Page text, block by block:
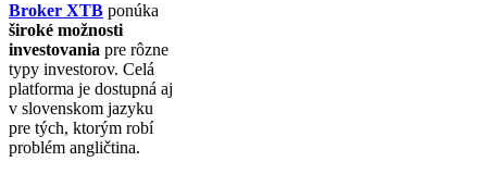
Broker XTB ponúka
široké možnosti
investovania pre rôzne
typy investorov. Celá
platforma je dostupná aj
v slovenskom jazyku
pre tých, ktorým robí
problém angličtina.